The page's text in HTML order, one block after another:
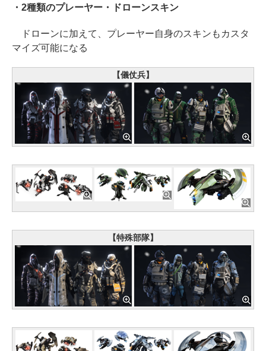
・2種類のプレーヤー・ドローンスキン
ドローンに加えて、プレーヤー自身のスキンもカスタ
マイズ可能になる
【儀仗兵】
【特殊部隊】